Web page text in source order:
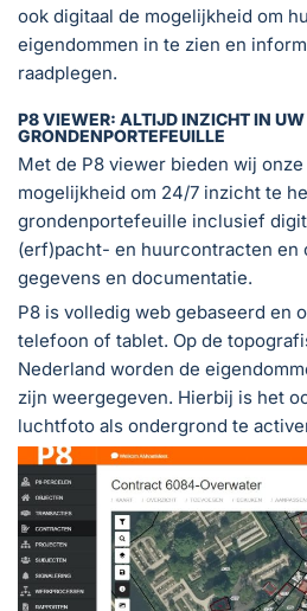
ook digitaal de mogelijkheid om
eigendommen in te zien en
raadplegen.
P8 VIEWER: ALTIJD INZICHT IN UW
GRONDENPORTEFEUILLE
Met de P8 viewer bieden wij
mogelijkheid om 24/7 inzicht te
grondenportefeuille inclusief
(erf)pacht- en huurcontracten en
gegevens en documentatie.
P8 is volledig web gebaseerd en
telefoon of tablet. Op de
Nederland worden de
zijn weergegeven. Hierbij is het
luchtfoto als ondergrond te